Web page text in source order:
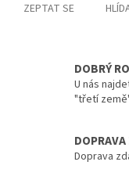
ZEPTAT SE
DOBRÝ
U nás
"třetí
Doprava